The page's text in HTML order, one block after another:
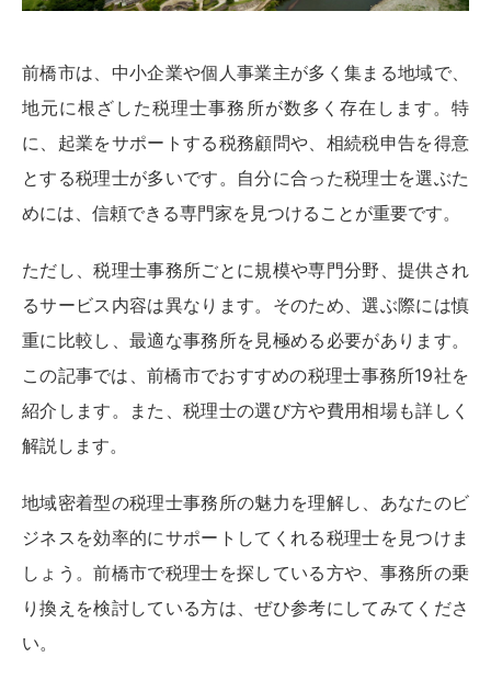
前橋市は、中小企業や個人事業主が多く集まる地域で、
地元に根ざした税理士事務所が数多く存在します。特
に、起業をサポートする税務顧問や、相続税申告を得意
とする税理士が多いです。自分に合った税理士を選ぶた
めには、信頼できる専門家を見つけることが重要です。
ただし、税理士事務所ごとに規模や専門分野、提供され
るサービス内容は異なります。そのため、選ぶ際には慎
重に比較し、最適な事務所を見極める必要があります。
この記事では、前橋市でおすすめの税理士事務所19社を
紹介します。また、税理士の選び方や費用相場も詳しく
解説します。
地域密着型の税理士事務所の魅力を理解し、あなたのビ
ジネスを効率的にサポートしてくれる税理士を見つけま
しょう。前橋市で税理士を探している方や、事務所の乗
り換えを検討している方は、ぜひ参考にしてみてくださ
い。